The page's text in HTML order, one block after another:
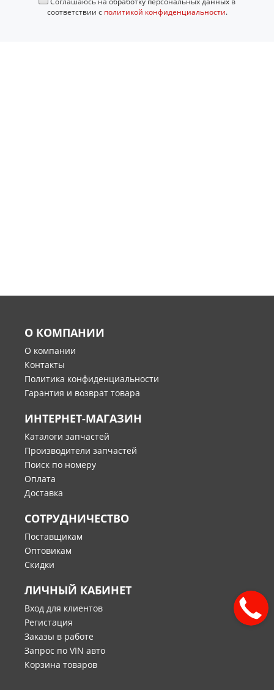
соответствии с политикой конфиденциальности.
О КОМПАНИИ
О компании
Контакты
Политика конфиденциальности
Гарантия и возврат товара
ИНТЕРНЕТ-МАГАЗИН
Каталоги запчастей
Производители запчастей
Поиск по номеру
Оплата
Доставка
СОТРУДНИЧЕСТВО
Поставщикам
Оптовикам
Скидки
ЛИЧНЫЙ КАБИНЕТ
Вход для клиентов
Регистация
Заказы в работе
Запрос по VIN авто
Корзина товаров